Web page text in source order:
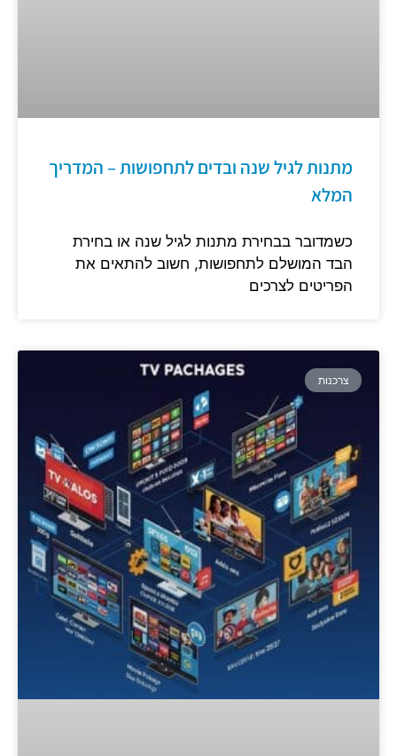
מתנות לגיל שנה ובדים לתחפושות – המדריך
המלא
כשמדובר בבחירת מתנות לגיל שנה או בחירת
הבד המושלם לתחפושות, חשוב להתאים את
הפריטים לצרכים
צרכנות